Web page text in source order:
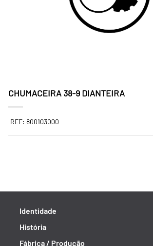
CHUMACEIRA 38-9 DIANTEIRA
REF: 800103000
Identidade
História
Fábrica / Produção